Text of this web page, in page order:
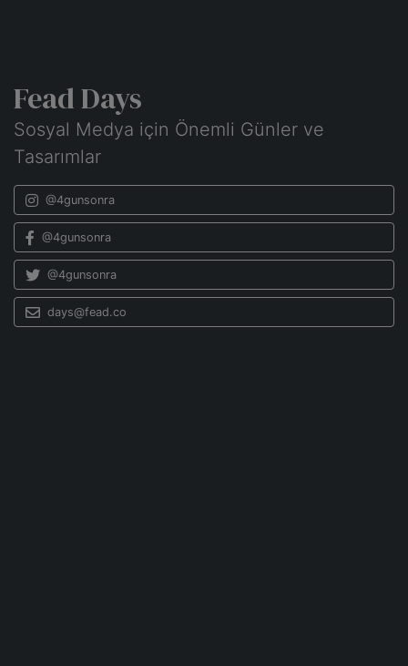
Fead Days
Sosyal Medya için Önemli Günler ve
Tasarımlar
@4gunsonra
@4gunsonra
@4gunsonra
days@fead.co